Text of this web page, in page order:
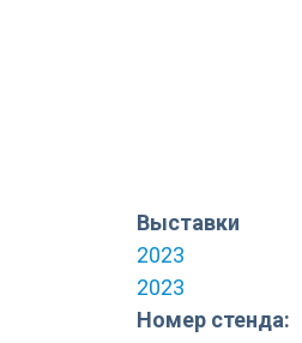
Выставки
2023
2023
Номер стенда